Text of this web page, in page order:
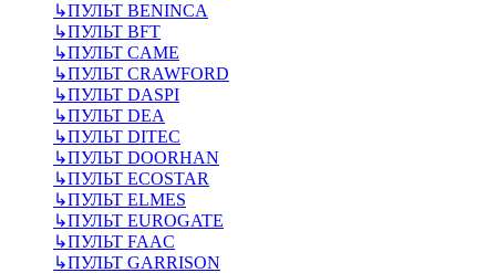
↳ПУЛЬТ BENINCA
↳ПУЛЬТ BFT
↳ПУЛЬТ CAME
↳ПУЛЬТ CRAWFORD
↳ПУЛЬТ DASPI
↳ПУЛЬТ DEA
↳ПУЛЬТ DITEC
↳ПУЛЬТ DOORHAN
↳ПУЛЬТ ECOSTAR
↳ПУЛЬТ ELMES
↳ПУЛЬТ EUROGATE
↳ПУЛЬТ FAAC
↳ПУЛЬТ GARRISON